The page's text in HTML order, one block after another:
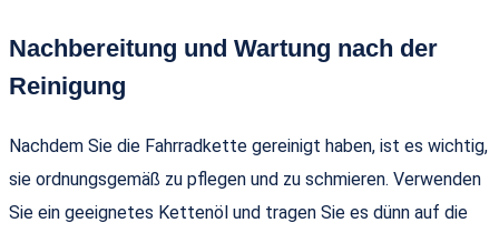
Nachbereitung und Wartung nach der
Reinigung
Nachdem Sie die Fahrradkette gereinigt haben, ist es wichtig,
sie ordnungsgemäß zu pflegen und zu schmieren. Verwenden
Sie ein geeignetes Kettenöl und tragen Sie es dünn auf die